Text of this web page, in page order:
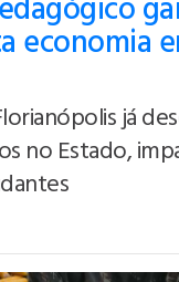
economia
já
no Estado,